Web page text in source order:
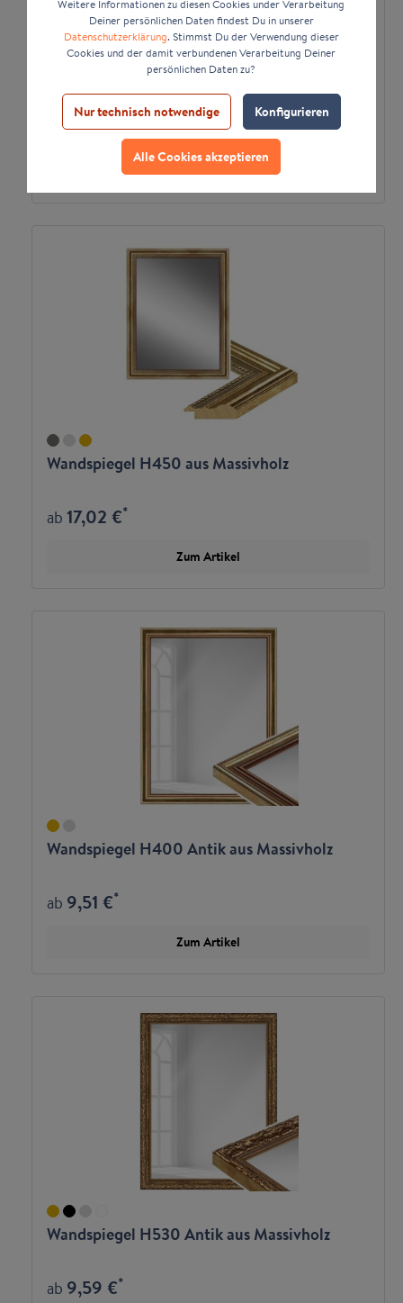
Wandspiegel E033 Barock aus Massivholz
ab66,58 €*
Zum Artikel
Wandspiegel H450 aus Massivholz
ab17,02 €*
Zum Artikel
Wandspiegel H400 Antik aus Massivholz
ab 9,51 €*
Zum Artikel
Wandspiegel H530 Antik aus Massivholz
ab 9,59 €*
Weitere Informationen zu diesen Cookies under Verarbeitung
Deiner persönlichen Daten findest Du in unserer
Datenschutzerklärung. Stimmst Du der Verwendung dieser
Cookies und der damit verbundenen Verarbeitung Deiner
persönlichen Daten zu?
Nur technisch notwendige Konfigurieren
Alle Cookies akzeptieren